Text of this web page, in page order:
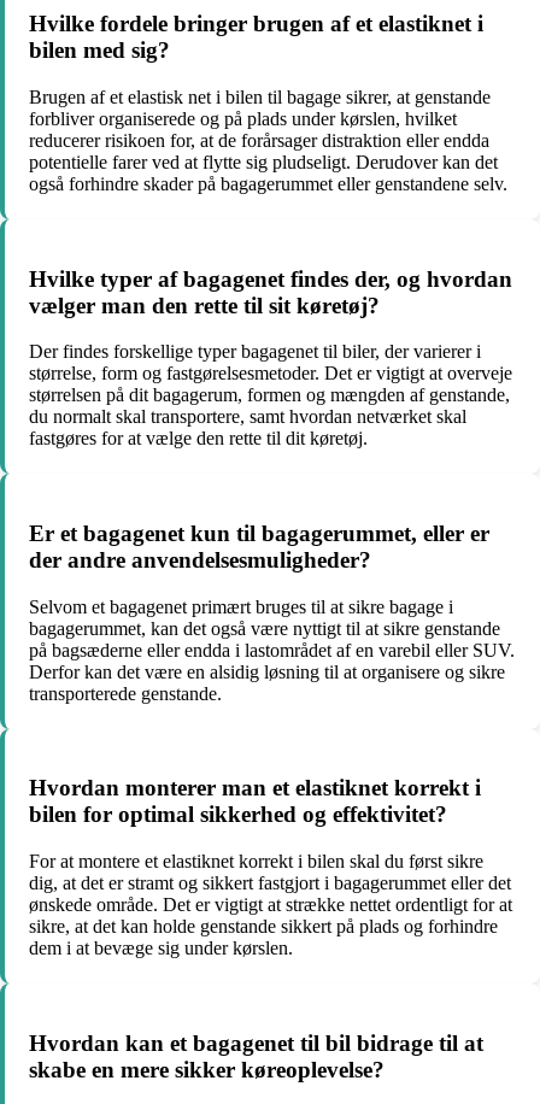
Hvilke fordele bringer brugen af et elastiknet i
bilen med sig?
Brugen af et elastisk net i bilen til bagage sikrer, at genstande
forbliver organiserede og på plads under kørslen, hvilket
reducerer risikoen for, at de forårsager distraktion eller endda
potentielle farer ved at flytte sig pludseligt. Derudover kan det
også forhindre skader på bagagerummet eller genstandene selv.
Hvilke typer af bagagenet findes der, og hvordan
vælger man den rette til sit køretøj?
Der findes forskellige typer bagagenet til biler, der varierer i
størrelse, form og fastgørelsesmetoder. Det er vigtigt at overveje
størrelsen på dit bagagerum, formen og mængden af genstande,
du normalt skal transportere, samt hvordan netværket skal
fastgøres for at vælge den rette til dit køretøj.
Er et bagagenet kun til bagagerummet, eller er
der andre anvendelsesmuligheder?
Selvom et bagagenet primært bruges til at sikre bagage i
bagagerummet, kan det også være nyttigt til at sikre genstande
på bagsæderne eller endda i lastområdet af en varebil eller SUV.
Derfor kan det være en alsidig løsning til at organisere og sikre
transporterede genstande.
Hvordan monterer man et elastiknet korrekt i
bilen for optimal sikkerhed og effektivitet?
For at montere et elastiknet korrekt i bilen skal du først sikre
dig, at det er stramt og sikkert fastgjort i bagagerummet eller det
ønskede område. Det er vigtigt at strække nettet ordentligt for at
sikre, at det kan holde genstande sikkert på plads og forhindre
dem i at bevæge sig under kørslen.
Hvordan kan et bagagenet til bil bidrage til at
skabe en mere sikker køreoplevelse?